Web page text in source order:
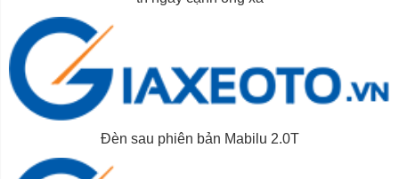
Đèn sau phiên bản Mabilu 2.0T